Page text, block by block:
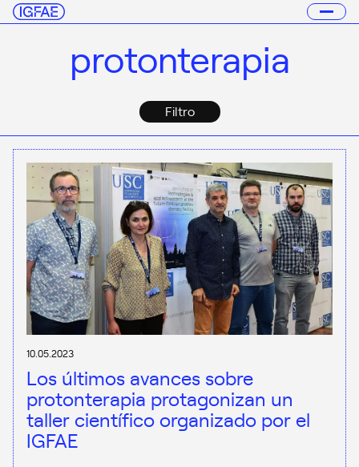
protonterapia
Filtro
10.05.2023
Los últimos avances sobre
protonterapia protagonizan un
taller científico organizado por el
IGFAE